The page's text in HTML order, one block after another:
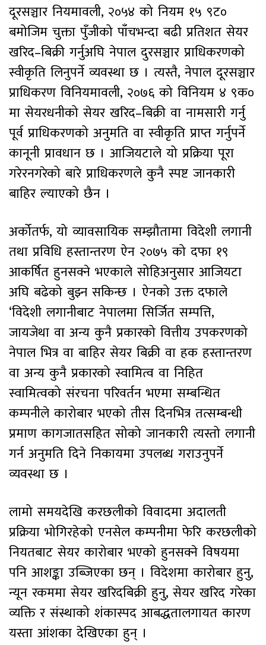
दूरसञ्चार नियमावली, २०५४ को नियम १५ ९ट०
बमोजिम चुक्ता पुँजीको पाँचभन्दा बढी प्रतिशत सेयर
खरिद–बिक्री गर्नुअघि नेपाल दुरसञ्चार प्राधिकरणको
स्वीकृति लिनुपर्ने व्यवस्था छ । त्यस्तै, नेपाल दूरसञ्चार
प्राधिकरण विनियमावली, २०७६ को विनियम ४ ९क०
मा सेयरधनीको सेयर खरिद–बिक्री वा नामसारी गर्नु
पूर्व प्राधिकरणको अनुमति वा स्वीकृति प्राप्त गर्नुपर्ने
कानूनी प्रावधान छ । आजियटाले यो प्रक्रिया पूरा
गरेरनगरेको बारे प्राधिकरणले कुनै स्पष्ट जानकारी
बाहिर ल्याएको छैन ।
अर्कोतर्फ, यो व्यावसायिक सम्झौतामा विदेशी लगानी
तथा प्रविधि हस्तान्तरण ऐन २०७५ को दफा १९
आकर्षित हुनसक्ने भएकाले सोहिअनुसार आजियटा
अघि बढेको बुझ्न सकिन्छ । ऐनको उक्त दफाले
‘विदेशी लगानीबाट नेपालमा सिर्जित सम्पत्ति,
जायजेथा वा अन्य कुनै प्रकारको वित्तीय उपकरणको
नेपाल भित्र वा बाहिर सेयर बिक्री वा हक हस्तान्तरण
वा अन्य कुनै प्रकारको स्वामित्व वा निहित
स्वामित्वको संरचना परिवर्तन भएमा सम्बन्धित
कम्पनीले कारोबार भएको तीस दिनभित्र तत्सम्बन्धी
प्रमाण कागजातसहित सोको जानकारी त्यस्तो लगानी
गर्न अनुमति दिने निकायमा उपलब्ध गराउनुपर्ने
व्यवस्था छ ।
लामो समयदेखि करछलीको विवादमा अदालती
प्रक्रिया भोगिरहेको एनसेल कम्पनीमा फेरि करछलीको
नियतबाट सेयर कारोबार भएको हुनसक्ने विषयमा
पनि आशङ्का उब्जिएका छन् । विदेशमा कारोबार हुनु,
न्यून रकममा सेयर खरिदबिक्री हुनु, सेयर खरिद गरेका
व्यक्ति र संस्थाको शंकास्पद आबद्धतालगायत कारण
यस्ता आंशका देखिएका हुन् ।